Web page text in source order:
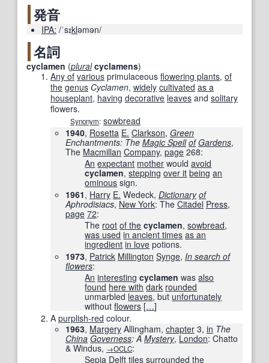
発音
IPA: /ˈsɪkləmən/
名詞
cyclamen (plural cyclamens)
Any of various primulaceous flowering plants, of
the genus Cyclamen, widely cultivated as a
houseplant, having decorative leaves and solitary
flowers.
Synonym: sowbread
1940, Rosetta E. Clarkson, Green
Enchantments: The Magic Spell of Gardens,
The Macmillan Company, page 268:
An expectant mother wouldavoid
cyclamen,stepping over it being an
ominous sign.
1961, Harry E. Wedeck, Dictionary of
Aphrodisiacs, New York: The Citadel Press,
page 72:
The root of the cyclamen,sowbread,
was used in ancient times as an
ingredient in love potions.
1973, Patrick Millington Synge, In search of
flowers:
An interesting cyclamen wasalso
found here with dark rounded
unmarbled leaves, but unfortunately
withoutflowers […]
A purplish-red colour.
1963, Margery Allingham, chapter 3, in The
China Governess: A Mystery, London: Chatto
& Windus, →OCLC:
Sepia Delft tiles surrounded the